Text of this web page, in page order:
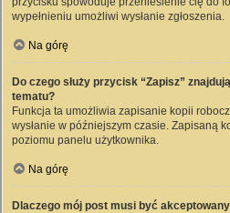
wypełnieniu umożliwi wysłanie zgłoszenia.
Na górę
Do czego służy przycisk “Zapisz”
tematu?
Funkcja ta umożliwia zapisanie kopii
wysłanie w późniejszym czasie. Zapisaną
poziomu panelu użytkownika.
Na górę
Dlaczego mój post musi być